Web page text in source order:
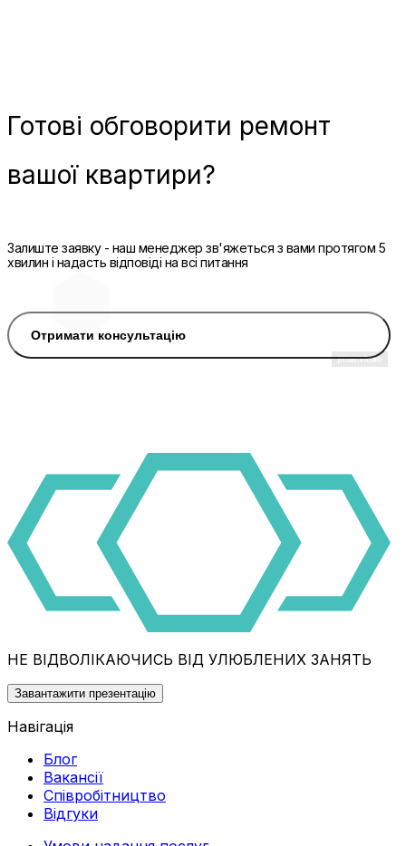
Готові обговорити ремонт
вашої квартири?
Залиште заявку - наш менеджер зв'яжеться з вами протягом 5
хвилин і надасть відповіді на всі питання
Отримати консультацію
НЕ ВІДВОЛІКАЮЧИСЬ ВІД УЛЮБЛЕНИХ ЗАНЯТЬ
Завантажити презентацію
Навігація
Блог
Вакансії
Співробітництво
Відгуки